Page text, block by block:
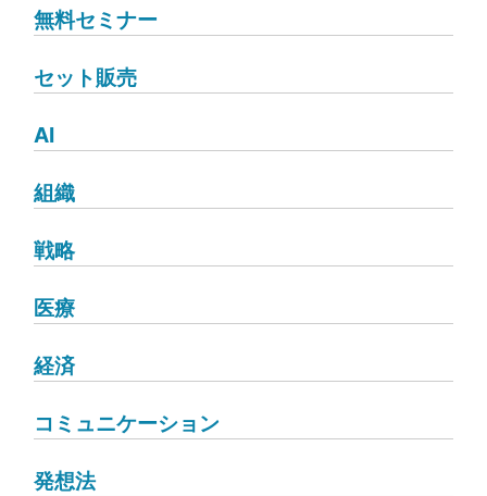
無料セミナー
セット販売
AI
組織
戦略
医療
経済
コミュニケーション
発想法